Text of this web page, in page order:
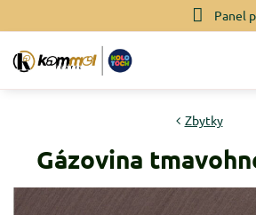
Panel
Zbytky
Gázovina